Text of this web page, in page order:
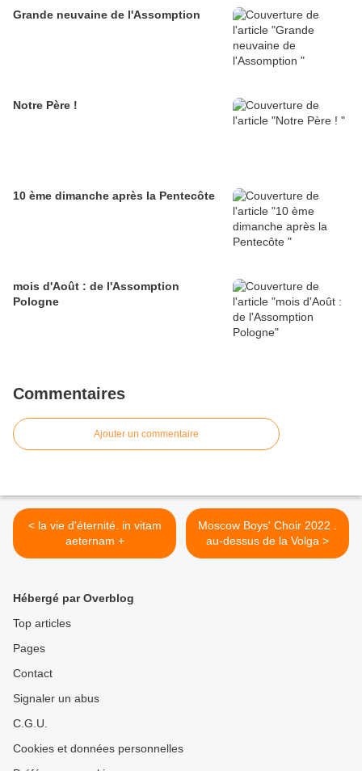
Grande neuvaine de l'Assomption
Notre Père !
10 ème dimanche après la Pentecôte
mois d'Août : de l'Assomption
Pologne
Commentaires
Ajouter un commentaire
< la vie d'éternité. in vitam
aeternam +
Moscow Boys' Choir 2022 .
au-dessus de la Volga >
Hébergé par Overblog
Top articles
Pages
Contact
Signaler un abus
C.G.U.
Cookies et données personnelles